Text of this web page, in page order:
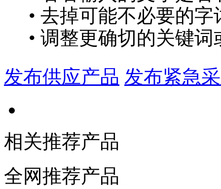
• 去掉可能不必要的字
• 调整更确切的关键
发布供应产品 发布紧急
相关推荐产品
全网推荐产品